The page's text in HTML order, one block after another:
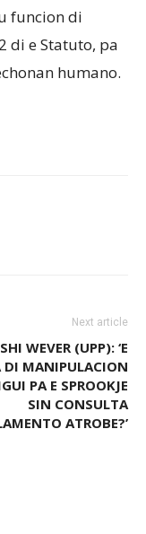
funcion di
di e Statuto, pa
humano.
Next article
WEVER (UPP): ‘E
DI MANIPULACION
PA E SPROOKJE
SIN CONSULTA
ATROBE?’